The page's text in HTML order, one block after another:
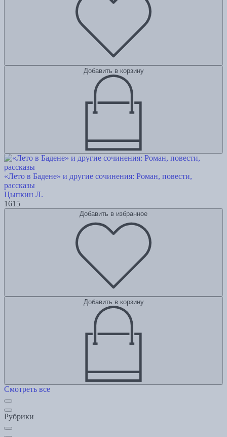
Добавить в корзину
«Лето в Бадене» и другие сочинения: Роман, повести,
рассказы
Цыпкин Л.
1615
Добавить в избранное
Добавить в корзину
Смотреть все
Рубрики